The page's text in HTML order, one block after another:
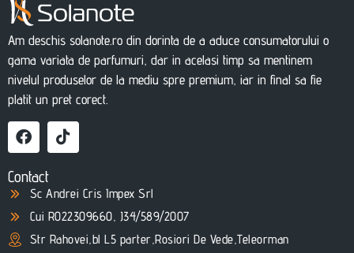
Am deschis solanote.ro din dorinta de a aduce consumatorului o
gama variata de parfumuri, dar in acelasi timp sa mentinem
nivelul produselor de la mediu spre premium, iar in final sa fie
platit un pret corect.
Contact
Sc Andrei Cris Impex Srl
Cui RO22309660, J34/589/2007
Str Rahovei,bl L5 parter,Rosiori De Vede,Teleorman